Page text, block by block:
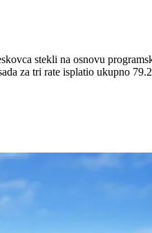
stekli na osnovu
za tri rate isplatio ukupno